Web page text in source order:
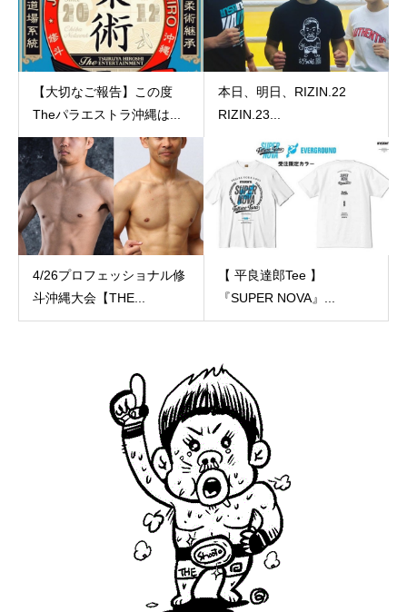
【大切なご報告】この度
Theパラエストラ沖縄は...
本日、明日、RIZIN.22
RIZIN.23...
4/26プロフェッショナル修
斗沖縄大会【THE...
【 平良達郎Tee 】
『SUPER NOVA』...